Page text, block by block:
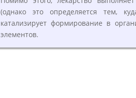
(однако это определяется тем,
катализирует формирование в
элементов.